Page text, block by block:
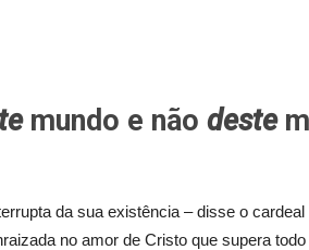
mundo e não deste
da sua existência – disse o cardeal
no amor de Cristo que supera